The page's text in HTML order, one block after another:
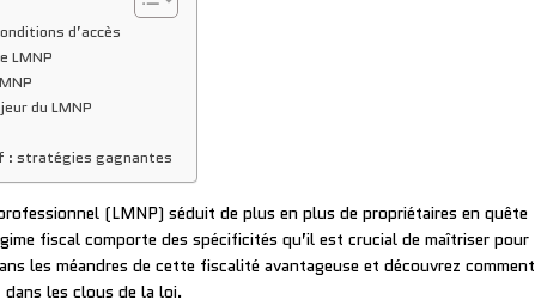
d’accès
LMNP
du LMNP
: stratégies gagnantes
(LMNP) séduit de plus en plus de propriétaires en quête
fiscal comporte des spécificités qu’il est crucial de maîtriser pour
les méandres de cette fiscalité avantageuse et découvrez comment
les clous de la loi.